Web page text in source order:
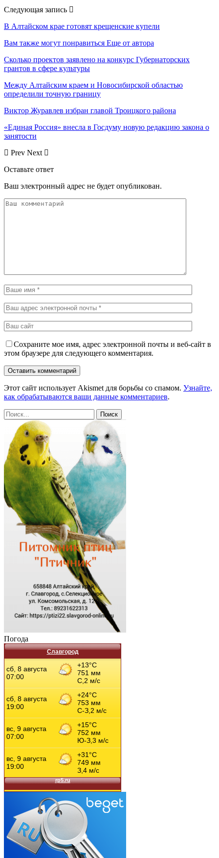
Следующая запись
В Алтайском крае готовят крещенские купели
Вам также могут понравиться Еще от автора
Сколько проектов заявлено на конкурс Губернаторских
грантов в сфере культуры
Между Алтайским краем и Новосибирской областью
определили точную границу
Виктор Журавлев избран главой Троицкого района
«Единая Россия» внесла в Госдуму новую редакцию закона о
занятости
Prev Next
Оставьте ответ
Ваш электронный адрес не будет опубликован.
Сохраните мое имя, адрес электронной почты и веб-сайт в
этом браузере для следующего комментария.
Этот сайт использует Akismet для борьбы со спамом. Узнайте,
как обрабатываются ваши данные комментариев.
Погода
Славгород